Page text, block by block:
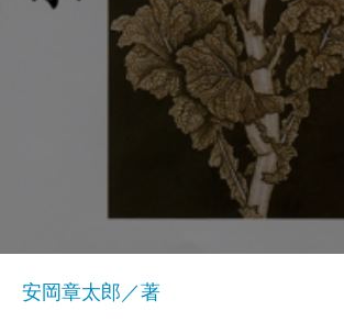
安岡章太郎／著